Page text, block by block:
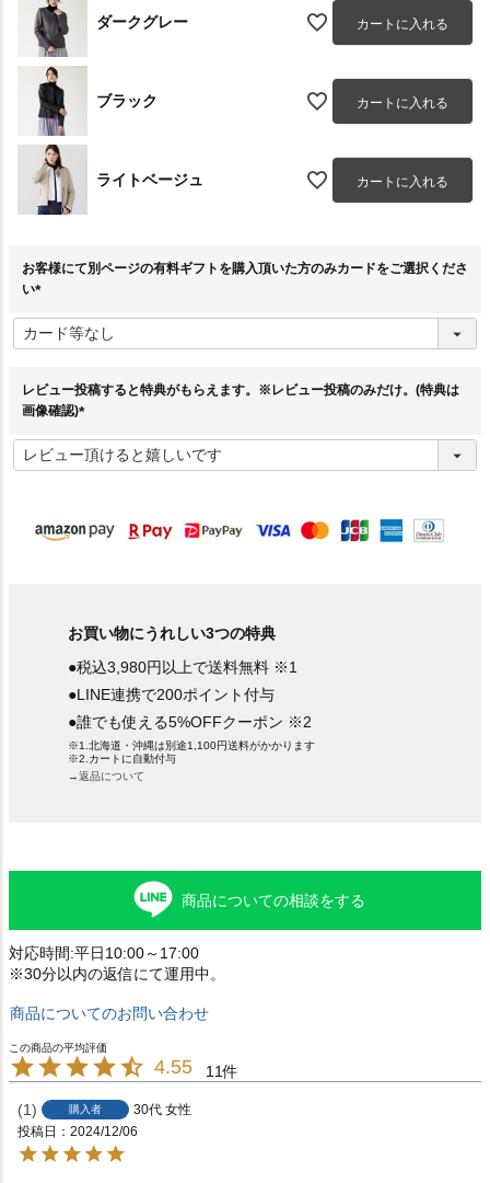
ダークグレー カートに入れる
ブラック カートに入れる
ライトベージュ カートに入れる
お客様にて別ページの有料ギフトを購入頂いた方のみカードをご選択くださ
い
必
須
レビュー投稿すると特典がもらえます。※レビュー投稿のみだけ。(特典は
画像確認)
必
須
お買い物にうれしい3つの特典
●税込3,980円以上で送料無料 ※1
●LINE連携で200ポイント付与
●誰でも使える5%OFFクーポン ※2
※1.北海道・沖縄は別途1,100円送料がかかります
※2.カートに自動付与
→返品について
商品についての相談をする
対応時間:平日10:00～17:00
※30分以内の返信にて運用中。
商品についてのお問い合わせ
4.55 11
1 購入者 30代 女性
投稿日
2024/12/06